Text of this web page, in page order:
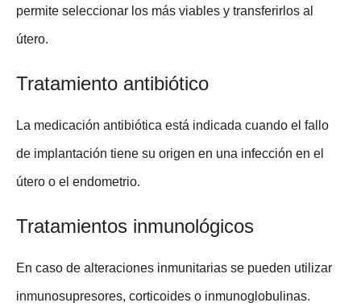
permite seleccionar los más viables y transferirlos al
útero.
Tratamiento antibiótico
La medicación antibiótica está indicada cuando el fallo
de implantación tiene su origen en una infección en el
útero o el endometrio.
Tratamientos inmunológicos
En caso de alteraciones inmunitarias se pueden utilizar
inmunosupresores, corticoides o inmunoglobulinas.